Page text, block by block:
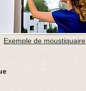
Exemple de moustiquaire